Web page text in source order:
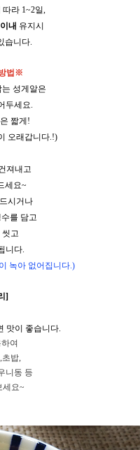
라 1~2일,
내 유지시
습니다.
법※
는 성게알은
두세요.
짧게!
오래갑니다.!)
져내고
세요~
시거나
를 담고
씻고
니다.
녹아 없어집니다.)
]
맛이 좋습니다.
여
초밥,
니동 등
세요~